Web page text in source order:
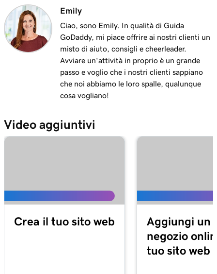
Emily
Ciao, sono Emily. In qualità di Guida
GoDaddy, mi piace offrire ai nostri clienti un
misto di aiuto, consigli e cheerleader.
Avviare un'attività in proprio è un grande
passo e voglio che i nostri clienti sappiano
che noi abbiamo le loro spalle, qualunque
cosa vogliano!
Video aggiuntivi
Crea il tuo sito web
Aggiungi un
negozio
tuo sito web